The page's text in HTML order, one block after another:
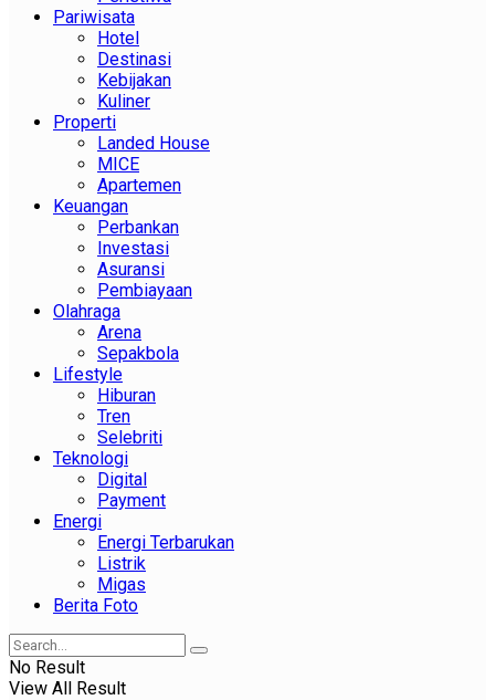
Pariwisata
Hotel
Destinasi
Kebijakan
Kuliner
Properti
Landed House
MICE
Apartemen
Keuangan
Perbankan
Investasi
Asuransi
Pembiayaan
Olahraga
Arena
Sepakbola
Lifestyle
Hiburan
Tren
Selebriti
Teknologi
Digital
Payment
Energi
Energi Terbarukan
Listrik
Migas
Berita Foto
No Result
View All Result